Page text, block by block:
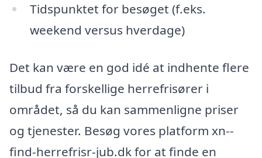
Tidspunktet for besøget (f.eks.
weekend versus hverdage)
Det kan være en god idé at indhente flere
tilbud fra forskellige herrefrisører i
området, så du kan sammenligne priser
og tjenester. Besøg vores platform xn--
find-herrefrisr-jub.dk for at finde en